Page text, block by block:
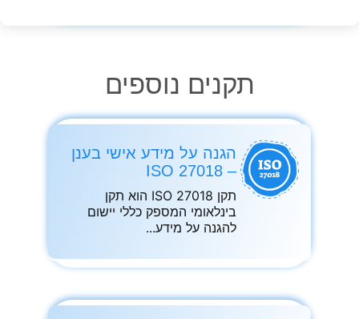
תקנים נוספים
הגנה על מידע אישי בענן
– ISO 27018
תקן ISO 27018 הוא תקן
בינלאומי המספק כללי יישום
להגנה על מידע